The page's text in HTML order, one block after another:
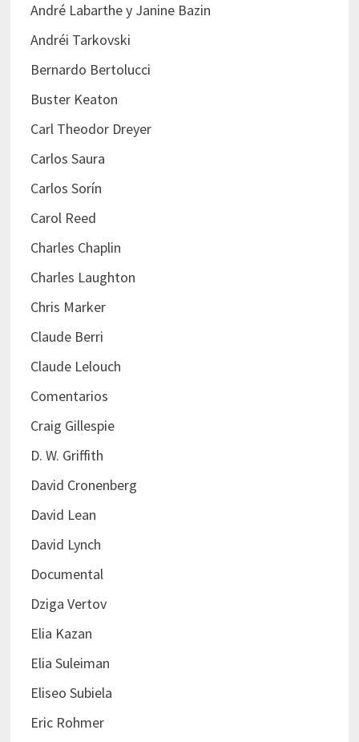
André Labarthe y Janine Bazin
Andréi Tarkovski
Bernardo Bertolucci
Buster Keaton
Carl Theodor Dreyer
Carlos Saura
Carlos Sorín
Carol Reed
Charles Chaplin
Charles Laughton
Chris Marker
Claude Berri
Claude Lelouch
Comentarios
Craig Gillespie
D. W. Griffith
David Cronenberg
David Lean
David Lynch
Documental
Dziga Vertov
Elia Kazan
Elia Suleiman
Eliseo Subiela
Eric Rohmer